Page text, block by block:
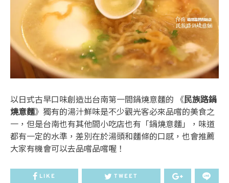
以日式古早口味創造出台南第一間鍋燒意麵的 《民族路鍋
燒意麵》獨有的湯汁鮮味是不少觀光客必來品嚐的美食之
一，但是台南也有其他間小吃店也有「鍋燒意麵」，味道
都有一定的水準，差別在於湯頭和麵條的口感，也會推薦
大家有機會可以去品嚐品嚐喔！
LIKE TWEET